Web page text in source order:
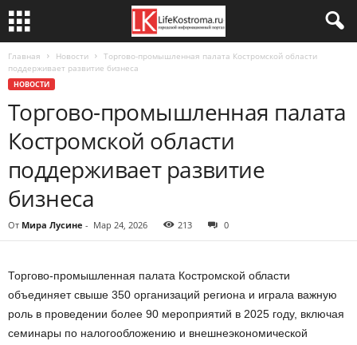
Главная Новости
Торгово-промышленная палата Костромской области
поддерживает развитие бизнеса
НОВОСТИ
Торгово-промышленная палата
Костромской области
поддерживает развитие
бизнеса
От Мира Лусине - Мар 24, 2026 213 0
Торгово-промышленная палата Костромской области
объединяет свыше 350 организаций региона и играла важную
роль в проведении более 90 мероприятий в 2025 году, включая
семинары по налогообложению и внешнеэкономической